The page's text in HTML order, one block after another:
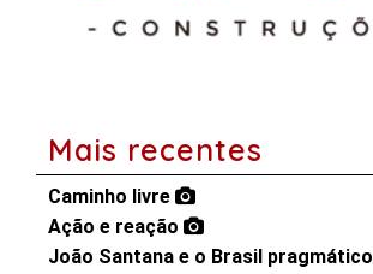
Mais recentes
Caminho livre
Ação e reação
João Santana e o Brasil pragmático